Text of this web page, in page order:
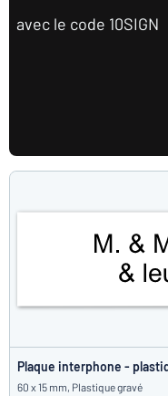
avec le code 10SIGN
Plaque interphone -
60 x 15 mm, Plastique gravé